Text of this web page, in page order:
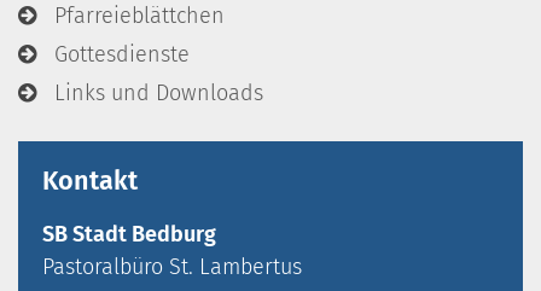
Pfarreieblättchen
Gottesdienste
Links und Downloads
Kontakt
SB Stadt Bedburg
Pastoralbüro St. Lambertus